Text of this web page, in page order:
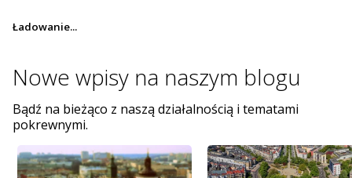
Ładowanie...
Nowe wpisy na naszym blogu
Bądź na bieżąco z naszą działalnością i tematami
pokrewnymi.